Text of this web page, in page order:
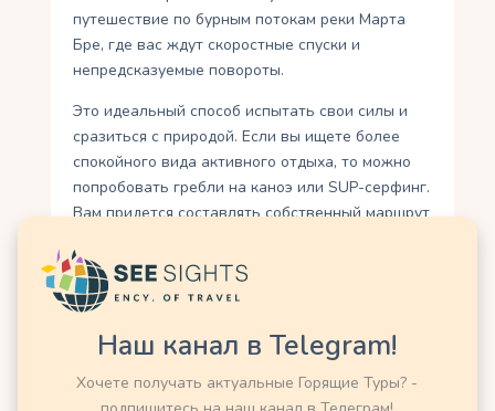
путешествие по бурным потокам реки Марта
Бре, где вас ждут скоростные спуски и
непредсказуемые повороты.
Это идеальный способ испытать свои силы и
сразиться с природой. Если вы ищете более
спокойного вида активного отдыха, то можно
попробовать гребли на каноэ или SUP-серфинг.
Вам придется составлять собственный маршрут
наслаждаясь природными видами и
спокойствием. Это отличный способ провести
время на воде, наслаждаясь окружающей
красотой и релаксирующей атмосферой.
Независимо от вашего уровня физической
подготовки или опыта в водных видах спорта, у
Наш канал в Telegram!
Хочете получать актуальные Горящие Туры? -